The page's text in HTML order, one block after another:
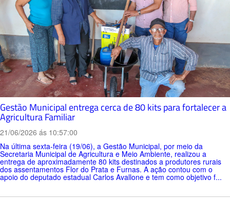
Gestão Municipal entrega cerca de 80 kits para fortalecer a
Agricultura Familiar
21/06/2026 ás 10:57:00
Na última sexta-feira (19/06), a Gestão Municipal, por meio da
Secretaria Municipal de Agricultura e Meio Ambiente, realizou a
entrega de aproximadamente 80 kits destinados a produtores rurais
dos assentamentos Flor do Prata e Furnas. A ação contou com o
apoio do deputado estadual Carlos Avallone e tem como objetivo f...